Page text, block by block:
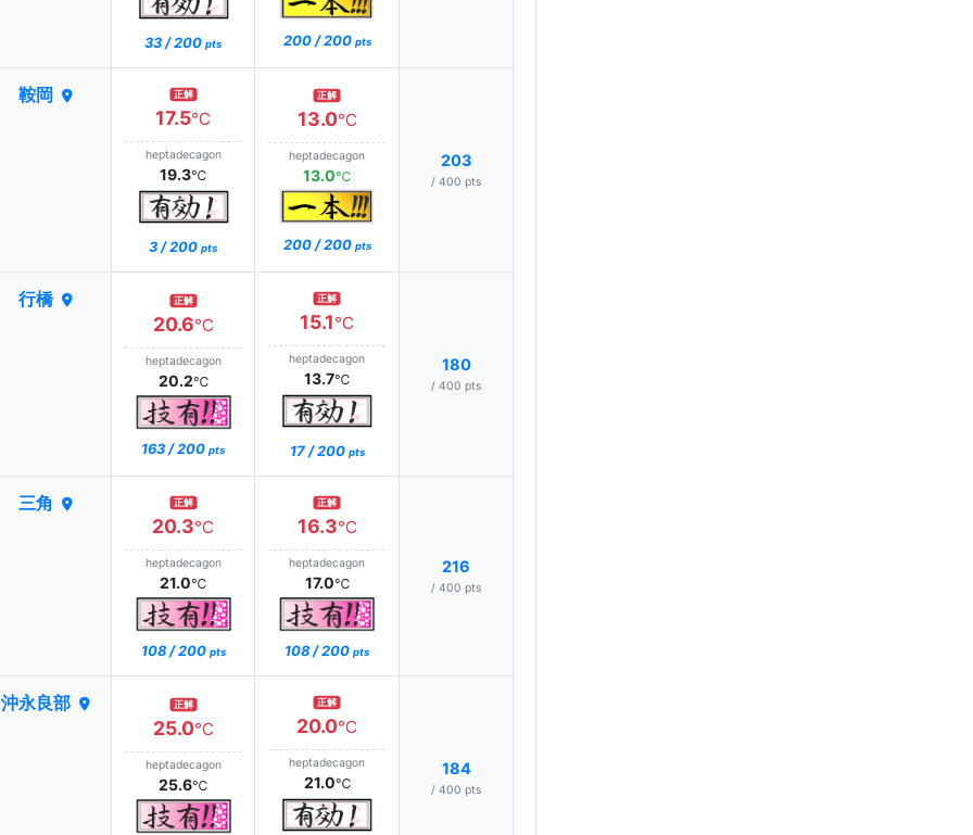
33 / 200 pts 200 / 200 pts
鞍岡 正解
17.5℃
heptadecagon
19.3℃
3 / 200 pts
正解
13.0℃
heptadecagon
13.0℃
200 / 200 pts
203
/ 400 pts
行橋 正解
20.6℃
heptadecagon
20.2℃
163 / 200 pts
正解
15.1℃
heptadecagon
13.7℃
17 / 200 pts
180
/ 400 pts
三角 正解
20.3℃
heptadecagon
21.0℃
108 / 200 pts
正解
16.3℃
heptadecagon
17.0℃
108 / 200 pts
216
/ 400 pts
沖永良部 正解
25.0℃
heptadecagon
25.6℃
正解
20.0℃
heptadecagon
21.0℃
184
/ 400 pts